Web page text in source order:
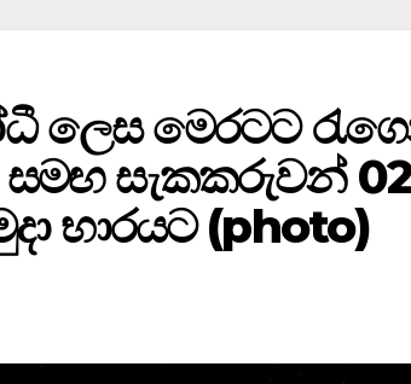
ලෙස මෙරටට
සැකකරුවන්
භාරයට (photo)